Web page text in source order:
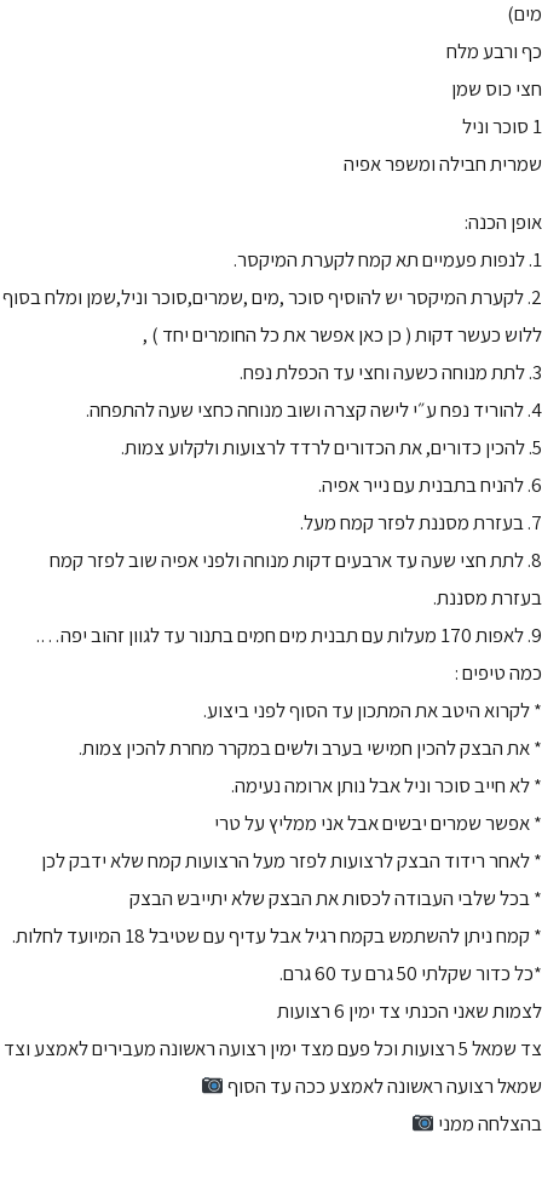
מים)
כף ורבע מלח
חצי כוס שמן
1 סוכר וניל
שמרית חבילה ומשפר אפיה
אופן הכנה:
1. לנפות פעמיים תא קמח לקערת המיקסר.
2. לקערת המיקסר יש להוסיף סוכר ,מים ,שמרים,סוכר וניל,שמן ומלח בסוף
ללוש כעשר דקות ( כן כאן אפשר את כל החומרים יחד ) ,
3. לתת מנוחה כשעה וחצי עד הכפלת נפח.
4. להוריד נפח ע״י לישה קצרה ושוב מנוחה כחצי שעה להתפחה.
5. להכין כדורים, את הכדורים לרדד לרצועות ולקלוע צמות.
6. להניח בתבנית עם נייר אפיה.
7. בעזרת מסננת לפזר קמח מעל.
8. לתת חצי שעה עד ארבעים דקות מנוחה ולפני אפיה שוב לפזר קמח
בעזרת מסננת.
9. לאפות 170 מעלות עם תבנית מים חמים בתנור עד לגוון זהוב יפה….
כמה טיפים :
* לקרוא היטב את המתכון עד הסוף לפני ביצוע.
* את הבצק להכין חמישי בערב ולשים במקרר מחרת להכין צמות.
* לא חייב סוכר וניל אבל נותן ארומה נעימה.
* אפשר שמרים יבשים אבל אני ממליץ על טרי
* לאחר רידוד הבצק לרצועות לפזר מעל הרצועות קמח שלא ידבק לכן
* בכל שלבי העבודה לכסות את הבצק שלא יתייבש הבצק
* קמח ניתן להשתמש בקמח רגיל אבל עדיף עם שטיבל 18 המיועד לחלות.
*כל כדור שקלתי 50 גרם עד 60 גרם.
לצמות שאני הכנתי צד ימין 6 רצועות
צד שמאל 5 רצועות וכל פעם מצד ימין רצועה ראשונה מעבירים לאמצע וצד
שמאל רצועה ראשונה לאמצע ככה עד הסוף
בהצלחה ממני